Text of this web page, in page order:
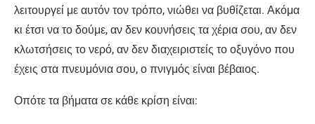
λειτουργεί με αυτόν τον τρόπο, νιώθει να βυθίζεται. Ακόμα
κι έτσι να το δούμε, αν δεν κουνήσεις τα χέρια σου, αν δεν
κλωτσήσεις το νερό, αν δεν διαχειριστείς το οξυγόνο που
έχεις στα πνευμόνια σου, ο πνιγμός είναι βέβαιος.
Οπότε τα βήματα σε κάθε κρίση είναι: